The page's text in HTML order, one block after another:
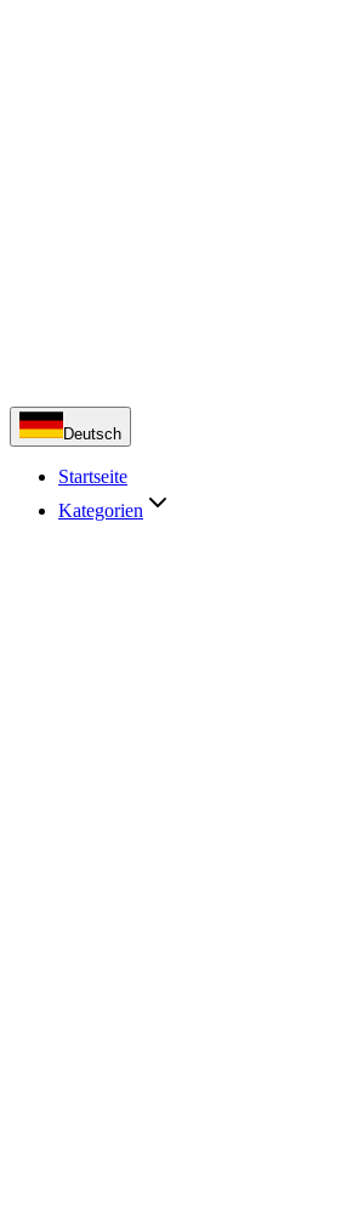
Deutsch
Startseite
Kategorien